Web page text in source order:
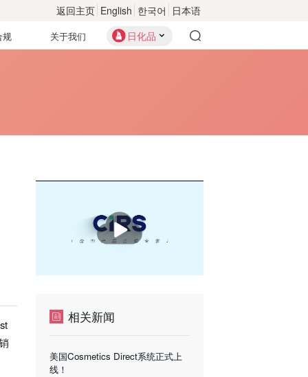
返回主页 English 한국어 日本语
规 关于我们 日化品
播
放
相关新闻
美国Cosmetics Direct系统正式上
线！